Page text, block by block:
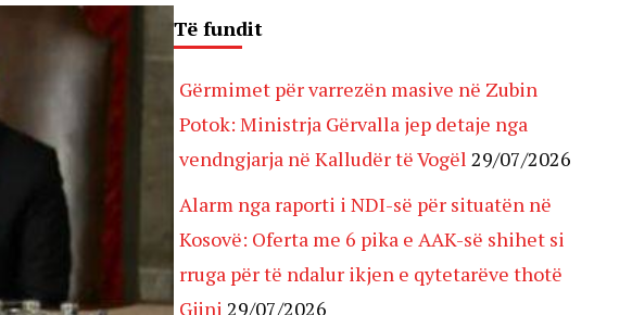
Të fundit
Gërmimet për varrezën masive në Zubin
Potok: Ministrja Gërvalla jep detaje nga
vendngjarja në Kalludër të Vogël 29/07/2026
Alarm nga raporti i NDI-së për situatën në
Kosovë: Oferta me 6 pika e AAK-së shihet si
rruga për të ndalur ikjen e qytetarëve thotë
Gjini 29/07/2026